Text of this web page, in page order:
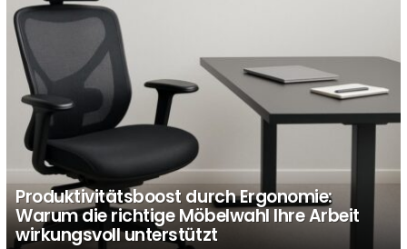
Produktivitätsboost durch Ergonomie:
Warum die richtige Möbelwahl Ihre Arbeit
wirkungsvoll unterstützt